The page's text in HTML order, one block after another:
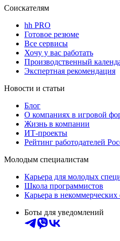
Соискателям
hh PRO
Готовое резюме
Все сервисы
Хочу у вас работать
Производственный
Экспертная рекомендация
Новости и статьи
Блог
О компаниях в игровой
Жизнь в компании
ИТ-проекты
Рейтинг работодателей
Молодым специалистам
Карьера для молодых
Школа программистов
Карьера в некоммерческих
Боты для уведомлений